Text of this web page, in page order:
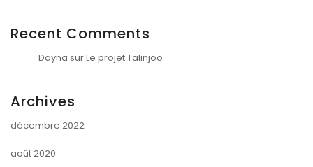
Recent Comments
Dayna surLe projet Talinjoo
Archives
décembre 2022
août 2020